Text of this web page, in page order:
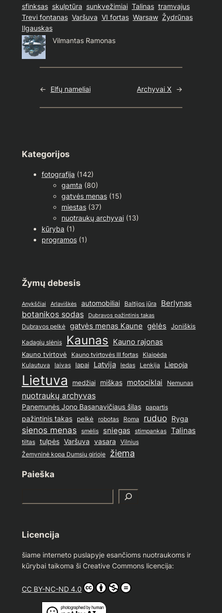
sfinksas skulptūra sunkvežimiai Talinas tramvajus
Trevi fontanas Varšuva VI fortas Warsaw Žydrūnas
Ilgauskas
Vilmantas Ramonas
← Elfų nameliai Archyvai X →
Kategorijos
fotografija (142)
gamta (80)
gatvės menas(15)
miestas(37)
nuotraukų archyvai(13)
kūryba (1)
programos(1)
Žymų debesis
Anykščiai Arlaviškės automobiliai Baltijos jūra
Berlynas
botanikos sodas
Dubravos pažintinis takas
Dubravos pelkė gatvės menas Kaune gėlės Joniškis
Kadagių slėnis Kaunas Kauno rajonas
Kauno tvirtovė Kauno tvirtovės III fortas Klaipėda
Kulautuva laivas lapai Latvija ledas Lenkija Liepoja
Lietuva medžiai miškas motociklai Nemunas
nuotraukų archyvas
Panemunės Jono Basanavičiaus šilas papartis
pažintinis takas pelkė robotas Roma ruduo Ryga
sienos menas smėlis sniegas stimpankas Talinas
tiltas tulpės Varšuva vasara Vilnius
Žemyninė kopa Dumsių girioje žiema
Paieška
e
c
Licencija
šiame interneto puslapyje esančioms nuotraukoms ir
kūrybai taikoma ši Creative Commons licencija:
CC BY-NC-ND 4.0